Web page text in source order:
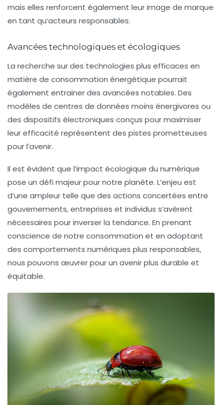
mais elles renforcent également leur image de marque
en tant qu’acteurs responsables.
Avancées technologiques et écologiques
La recherche sur des technologies plus efficaces en
matière de consommation énergétique pourrait
également entrainer des avancées notables. Des
modèles de centres de données moins énergivores ou
des dispositifs électroniques conçus pour maximiser
leur efficacité représentent des pistes prometteuses
pour l’avenir.
Il est évident que l’impact écologique du numérique
pose un défi majeur pour notre planète. L’enjeu est
d’une ampleur telle que des actions concertées entre
gouvernements, entreprises et individus s’avèrent
nécessaires pour inverser la tendance. En prenant
conscience de notre consommation et en adoptant
des comportements numériques plus responsables,
nous pouvons œuvrer pour un avenir plus durable et
équitable.